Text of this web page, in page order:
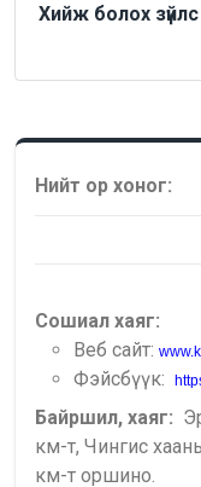
Хийж болох зүйлс
Нийт ор хоног:
Сошиал хаяг:
Веб сайт:
Фэйсбүүк:
Байршил, хаяг:
км-т, Чингис
км-т оршино.